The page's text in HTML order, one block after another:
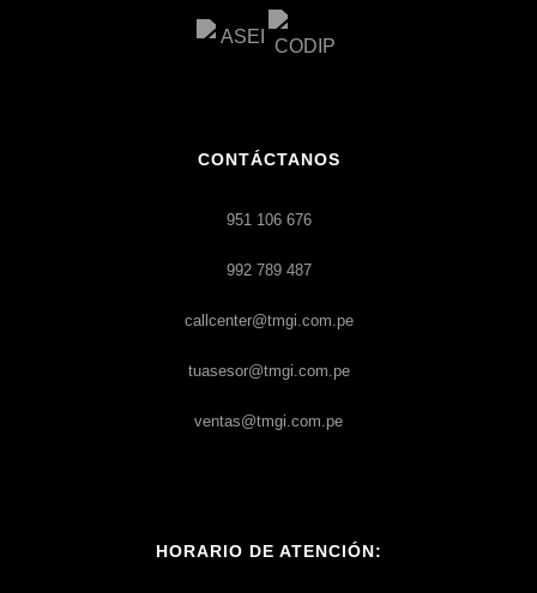
CONTÁCTANOS
951 106 676
992 789 487
callcenter@tmgi.com.pe
tuasesor@tmgi.com.pe
ventas@tmgi.com.pe
HORARIO DE ATENCIÓN: